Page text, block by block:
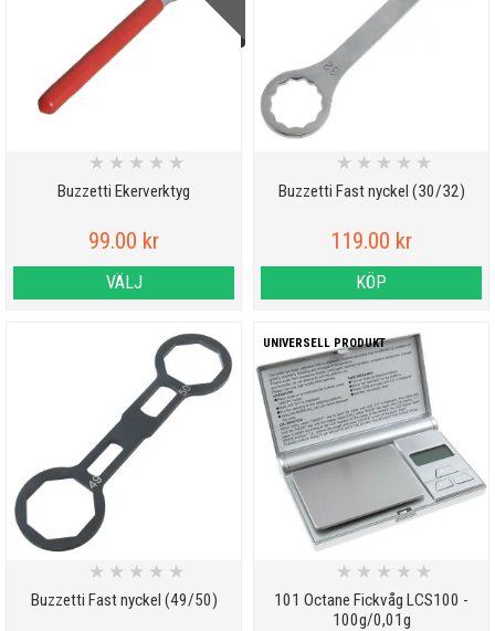
Buzzetti Ekerverktyg
★ ★ ★ ★ ★
99.00 kr
VÄLJ
Buzzetti Fast nyckel (30/32)
★ ★ ★ ★ ★
119.00 kr
KÖP
Buzzetti Fast nyckel (49/50)
★ ★ ★ ★ ★
UNIVERSELL PRODUKT
101 Octane Fickvåg LCS100 -
100g/0,01g
★ ★ ★ ★ ★